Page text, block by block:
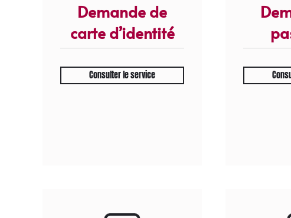
Demande de
carte d’identité
Consulter le service